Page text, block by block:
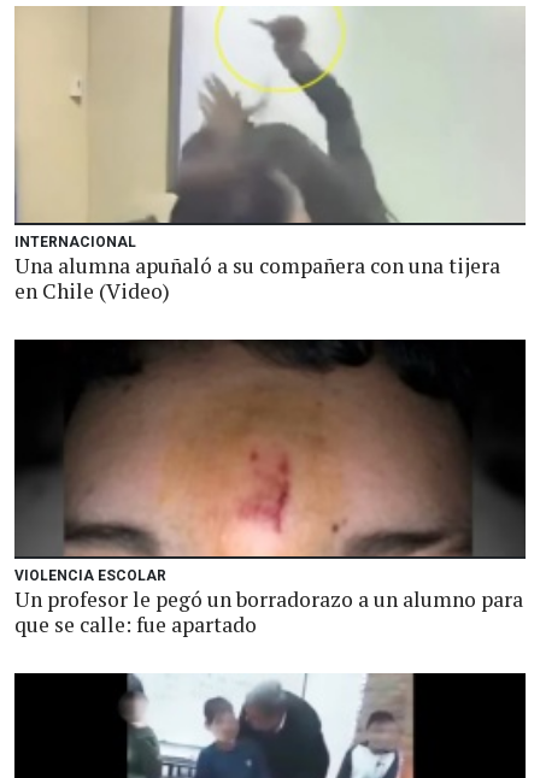
INTERNACIONAL
Una alumna apuñaló a su compañera con una tijera
en Chile (Video)
VIOLENCIA ESCOLAR
Un profesor le pegó un borradorazo a un alumno para
que se calle: fue apartado